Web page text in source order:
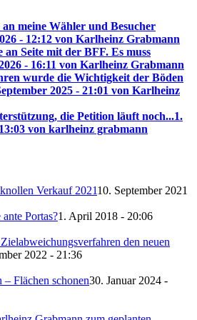
meine Wähler und Besucher
- 12:12 von Karlheinz Grabmann
an Seite mit der BFF. Es muss
- 16:11 von Karlheinz Grabmann
wurde die Wichtigkeit der Böden
2025 - 21:01 von Karlheinz
die Petition läuft noch...1.
von karlheinz grabmann
Verkauf 202110. September 2021
Portas?1. April 2018 - 20:06
den neuen
2022 - 21:36
– Flächen schonen30. Januar 2024 -